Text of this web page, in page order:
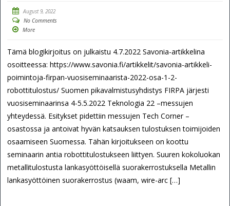
August 9, 2022
No Comments
More
Tämä blogikirjoitus on julkaistu 4.7.2022 Savonia-artikkelina
osoitteessa: https://www.savonia.fi/artikkelit/savonia-artikkeli-
poimintoja-firpan-vuosiseminaarista-2022-osa-1-2-
robottitulostus/ Suomen pikavalmistusyhdistys FIRPA järjesti
vuosiseminaarinsa 4-5.5.2022 Teknologia 22 –messujen
yhteydessä. Esitykset pidettiin messujen Tech Corner –
osastossa ja antoivat hyvän katsauksen tulostuksen toimijoiden
osaamiseen Suomessa. Tähän kirjoitukseen on koottu
seminaarin antia robottitulostukseen liittyen. Suuren kokoluokan
metallitulostusta lankasyöttöisellä suorakerrostuksella Metallin
lankasyöttöinen suorakerrostus (waam, wire-arc […]